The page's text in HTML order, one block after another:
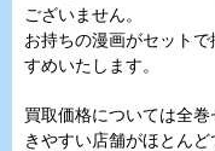
ございません。
お持ちの漫画がセット
すめいたします。
買取価格については全
きやすい店舗がほとん